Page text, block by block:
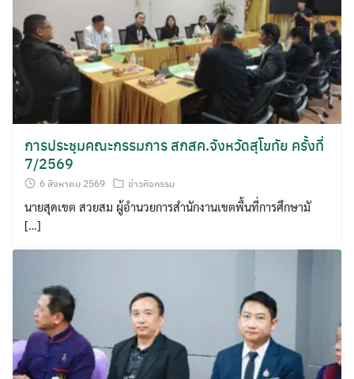
การประชุมคณะกรรมการ สกสค.จังหวัดสุโขทัย ครั้งที่
7/2569
6 สิงหาคม 2569 ข่าวกิจกรรม
นายสุดเขต สวยสม ผู้อำนวยการสำนักงานเขตพื้นที่การศึกษามั
[…]